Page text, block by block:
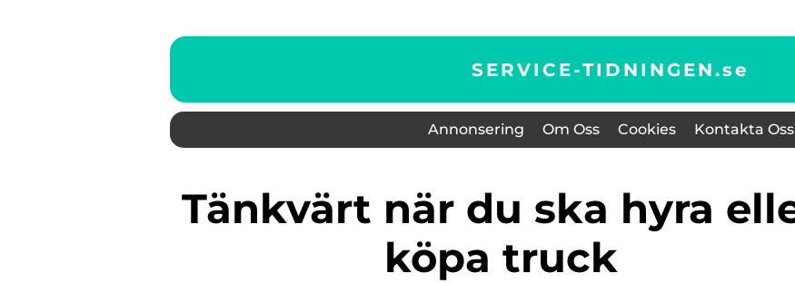
SERVICE-TIDNINGEN.se
Annonsering Om Oss Cookies Kontakta Oss
Tänkvärt när du ska hyra eller
köpa truck